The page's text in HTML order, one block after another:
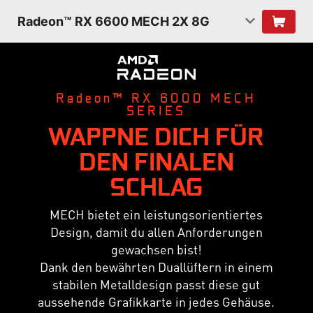
Radeon™ RX 6600 MECH 2X 8G
Radeon™ RX 6000 MECH
SERIES
WAPPNE DICH FÜR
DEN FINALEN
SCHLAG
MECH bietet ein leistungsorientiertes
Design, damit du allen Anforderungen
gewachsen bist!
Dank den bewährten Duallüftern in einem
stabilen Metalldesign passt diese gut
aussehende Grafikkarte in jedes Gehäuse.